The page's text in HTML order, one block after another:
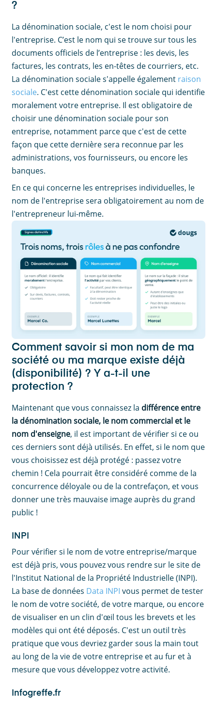
?
La dénomination sociale, c'est le nom choisi pour
l'entreprise. C’est le nom qui se trouve sur tous les
documents officiels de l’entreprise : les devis, les
factures, les contrats, les en-têtes de courriers, etc.
La dénomination sociale s'appelle également raison
sociale. C'est cette dénomination sociale qui identifie
moralement votre entreprise. Il est obligatoire de
choisir une dénomination sociale pour son
entreprise, notamment parce que c'est de cette
façon que cette dernière sera reconnue par les
administrations, vos fournisseurs, ou encore les
banques.
En ce qui concerne les entreprises individuelles, le
nom de l'entreprise sera obligatoirement au nom de
l'entrepreneur lui-même.
Comment savoir si mon nom de ma
société ou ma marque existe déjà
(disponibilité) ? Y a-t-il une
protection ?
Maintenant que vous connaissez la différence entre
la dénomination sociale, le nom commercial et le
nom d'enseigne, il est important de vérifier si ce ou
ces derniers sont déjà utilisés. En effet, si le nom que
vous choisissez est déjà protégé : passez votre
chemin ! Cela pourrait être considéré comme de la
concurrence déloyale ou de la contrefaçon, et vous
donner une très mauvaise image auprès du grand
public !
INPI
Pour vérifier si le nom de votre entreprise/marque
est déjà pris, vous pouvez vous rendre sur le site de
l'Institut National de la Propriété Industrielle (INPI).
La base de données Data INPI vous permet de tester
le nom de votre société, de votre marque, ou encore
de visualiser en un clin d'œil tous les brevets et les
modèles qui ont été déposés. C'est un outil très
pratique que vous devriez garder sous la main tout
au long de la vie de votre entreprise et au fur et à
mesure que vous développez votre activité.
Infogreffe.fr